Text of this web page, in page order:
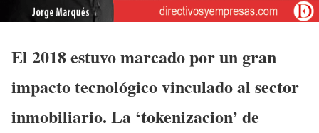
El 2018 estuvo marcado por un gran
impacto tecnológico vinculado al sector
inmobiliario. La ‘tokenizacion’ de